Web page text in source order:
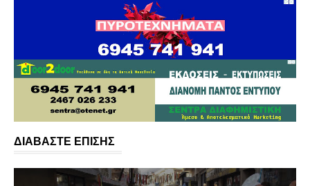
ΔΙΑΒΑΣΤΕ ΕΠΙΣΗΣ